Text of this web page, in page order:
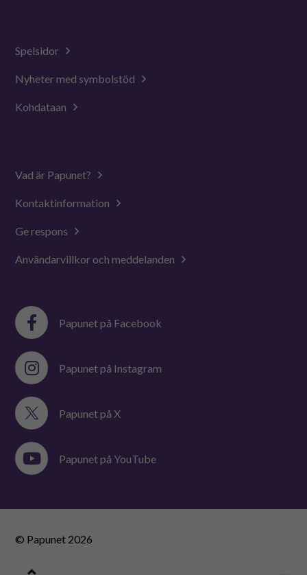
Spelsidor
Nyheter med symbolstöd
Kohdataan
Vad är Papunet?
Kontaktinformation
Ge respons
Användarvillkor och meddelanden
Papunet på Facebook
Papunet på Instagram
Papunet på X
Papunet på YouTube
© Papunet 2026